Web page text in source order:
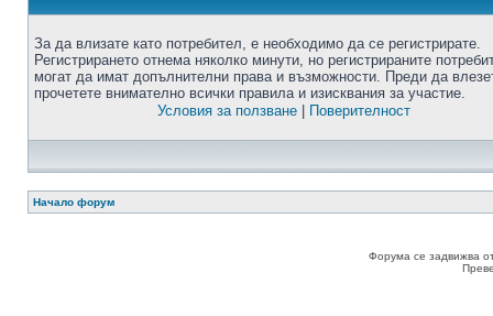
За да влизате като потребител, е необходимо да се регистрирате.
Регистрирането отнема няколко минути, но регистрираните
могат да имат допълнителни права и възможности. Преди да
прочетете внимателно всички правила и изисквания за участие.
Условия за ползване| Поверителност
Начало форум
Форума се задвижва